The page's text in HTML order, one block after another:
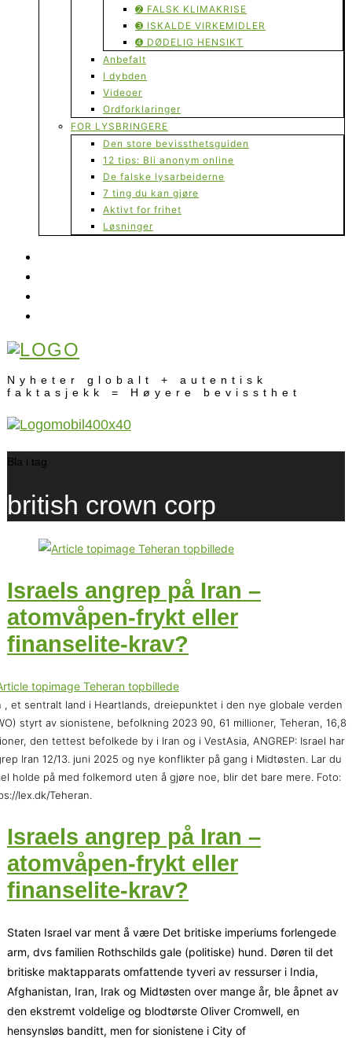
➋ FALSK KLIMAKRISE
➌ ISKALDE VIRKEMIDLER
➍ DØDELIG HENSIKT
Anbefalt
I dybden
Videoer
Ordforklaringer
FOR LYSBRINGERE
Den store bevissthetsguiden
12 tips: Bli anonym online
De falske lysarbeiderne
7 ting du kan gjøre
Aktivt for frihet
Løsninger
Nyheter globalt + autentisk
faktasjekk = Høyere bevissthet
Bla i tag
british crown corp
Israels angrep på Iran –
atomvåpen-frykt eller
finanselite-krav?
, et sentralt land i Heartlands, dreiepunktet i den nye globale verden
styrt av sionistene, befolkning 2023 90, 61 millioner, Teheran, 16,8
den tettest befolkede by i Iran og i VestAsia, ANGREP: Israel har
Iran 12/13. juni 2025 og nye konflikter på gang i Midtøsten. Lar du
holde på med folkemord uten å gjøre noe, blir det bare mere. Foto:
lex.dk/Teheran.
Israels angrep på Iran –
atomvåpen-frykt eller
finanselite-krav?
Staten Israel var ment å være Det britiske imperiums forlengede
arm, dvs familien Rothschilds gale (politiske) hund. Døren til det
britiske maktapparats omfattende tyveri av ressurser i India,
Afghanistan, Iran, Irak og Midtøsten over mange år, ble åpnet av
den ekstremt voldelige og blodtørste Oliver Cromwell, en
hensynsløs banditt, men for sionistene i City of